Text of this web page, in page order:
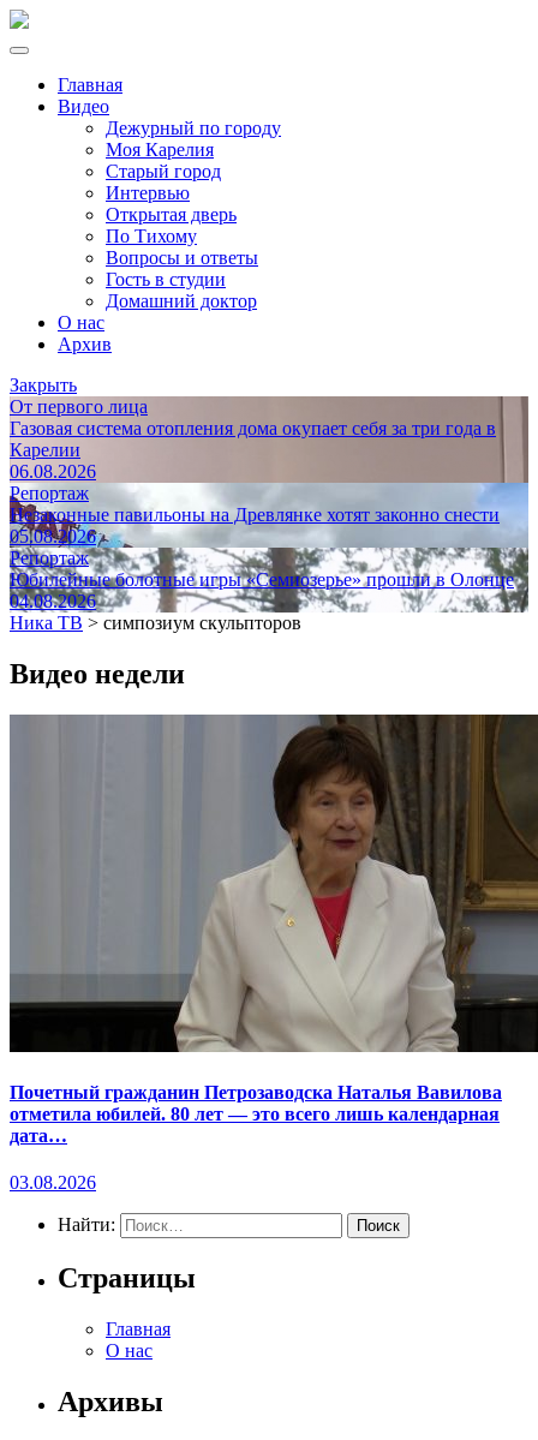
Главная
Видео
Дежурный по городу
Моя Карелия
Старый город
Интервью
Открытая дверь
По Тихому
Вопросы и ответы
Гость в студии
Домашний доктор
О нас
Архив
Закрыть
От первого лица
Газовая система отопления дома окупает себя за три года в
Карелии
06.08.2026
Репортаж
Незаконные павильоны на Древлянке хотят законно снести
05.08.2026
Репортаж
Юбилейные болотные игры «Семиозерье» прошли в Олонце
04.08.2026
Ника ТВ > симпозиум скульпторов
Видео недели
Почетный гражданин Петрозаводска Наталья Вавилова
отметила юбилей. 80 лет — это всего лишь календарная
дата…
03.08.2026
Найти:
Страницы
Главная
О нас
Архивы